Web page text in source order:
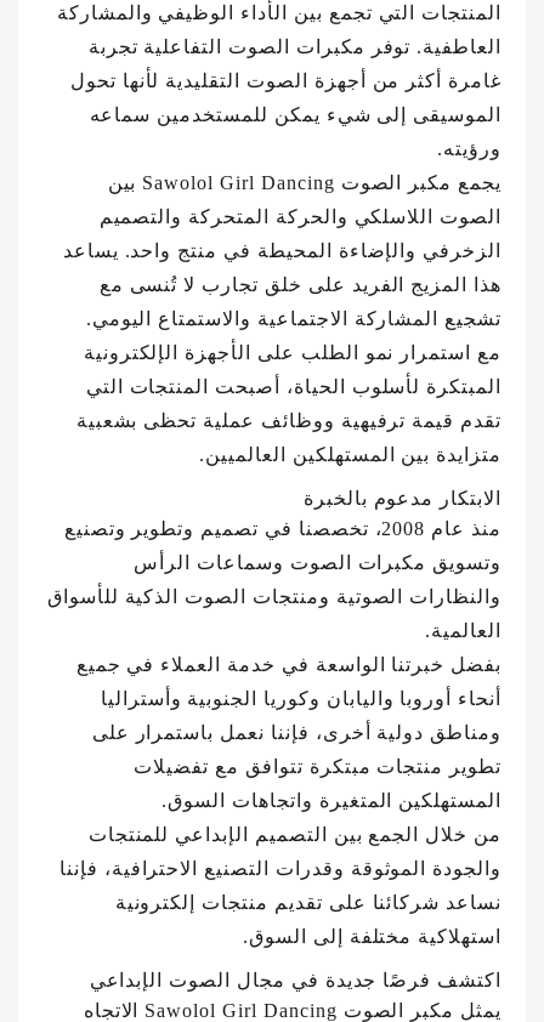
المنتجات التي تجمع بين الأداء الوظيفي والمشاركة
العاطفية. توفر مكبرات الصوت التفاعلية تجربة
غامرة أكثر من أجهزة الصوت التقليدية لأنها تحول
الموسيقى إلى شيء يمكن للمستخدمين سماعه
ورؤيته.
يجمع مكبر الصوت Sawolol Girl Dancing بين
الصوت اللاسلكي والحركة المتحركة والتصميم
الزخرفي والإضاءة المحيطة في منتج واحد. يساعد
هذا المزيج الفريد على خلق تجارب لا تُنسى مع
تشجيع المشاركة الاجتماعية والاستمتاع اليومي.
مع استمرار نمو الطلب على الأجهزة الإلكترونية
المبتكرة لأسلوب الحياة، أصبحت المنتجات التي
تقدم قيمة ترفيهية ووظائف عملية تحظى بشعبية
متزايدة بين المستهلكين العالميين.
الابتكار مدعوم بالخبرة
منذ عام 2008، تخصصنا في تصميم وتطوير وتصنيع
وتسويق مكبرات الصوت وسماعات الرأس
والنظارات الصوتية ومنتجات الصوت الذكية للأسواق
العالمية.
بفضل خبرتنا الواسعة في خدمة العملاء في جميع
أنحاء أوروبا واليابان وكوريا الجنوبية وأستراليا
ومناطق دولية أخرى، فإننا نعمل باستمرار على
تطوير منتجات مبتكرة تتوافق مع تفضيلات
المستهلكين المتغيرة واتجاهات السوق.
من خلال الجمع بين التصميم الإبداعي للمنتجات
والجودة الموثوقة وقدرات التصنيع الاحترافية، فإننا
نساعد شركائنا على تقديم منتجات إلكترونية
استهلاكية مختلفة إلى السوق.
اكتشف فرصًا جديدة في مجال الصوت الإبداعي
يمثل مكبر الصوت Sawolol Girl Dancing الاتجاه